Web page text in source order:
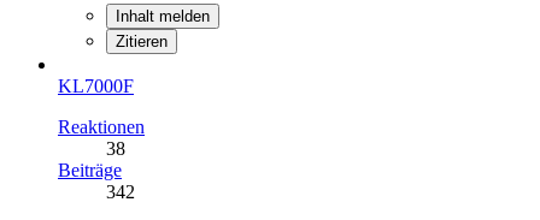
Inhalt melden
Zitieren
KL7000F
Reaktionen
38
Beiträge
342